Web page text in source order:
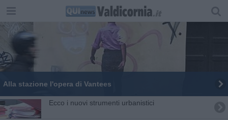
Alla stazione l'opera di Vantees
Ecco i nuovi strumenti urbanistici